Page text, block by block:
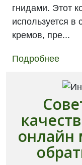
гнидами. Этот
используется в
кремов, пре...
Подробнее
онлайн